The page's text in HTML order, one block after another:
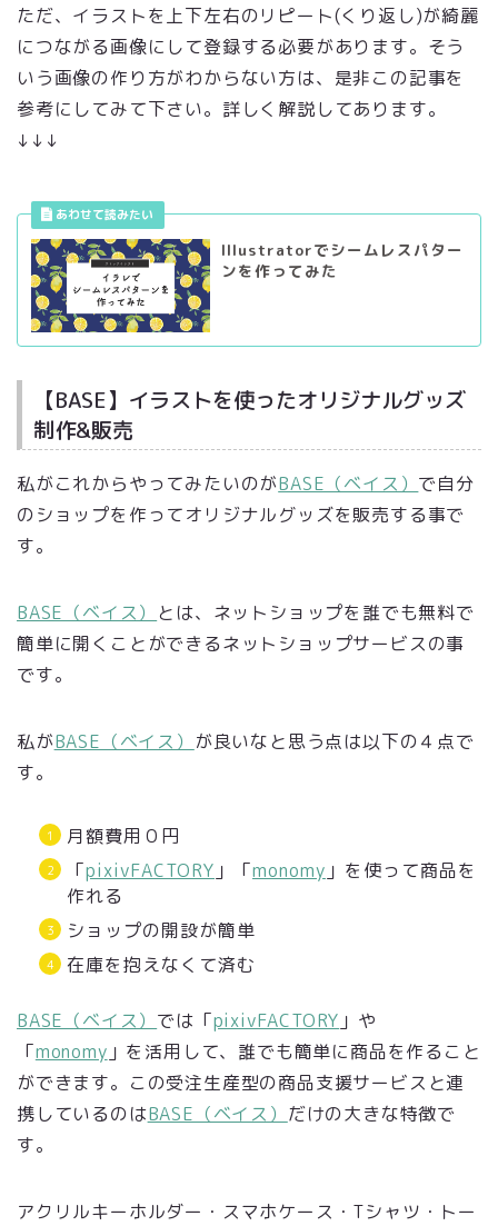
ただ、イラストを上下左右のリピート(くり返し)が綺麗
につながる画像にして登録する必要があります。そう
いう画像の作り方がわからない方は、是非この記事を
参考にしてみて下さい。詳しく解説してあります。
↓↓↓
Illustratorでシームレスパター
ンを作ってみた
【BASE】イラストを使ったオリジナルグッズ
制作&販売
私がこれからやってみたいのがBASE（ベイス） で自分
のショップを作ってオリジナルグッズを販売する事で
す。
BASE（ベイス） とは、ネットショップを誰でも無料で
簡単に開くことができるネットショップサービスの事
です。
私がBASE（ベイス） が良いなと思う点は以下の４点で
す。
月額費用０円
「pixivFACTORY 」「monomy 」を使って商品を
作れる
ショップの開設が簡単
在庫を抱えなくて済む
BASE（ベイス） では「pixivFACTORY 」や
「monomy 」を活用して、誰でも簡単に商品を作ること
ができます。この受注生産型の商品支援サービスと連
携しているのはBASE（ベイス） だけの大きな特徴で
す。
アクリルキーホルダー・スマホケース・Tシャツ・トー